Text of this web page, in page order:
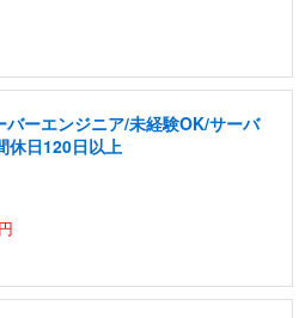
バーエンジニア/未経験OK/サーバ
休日120日以上